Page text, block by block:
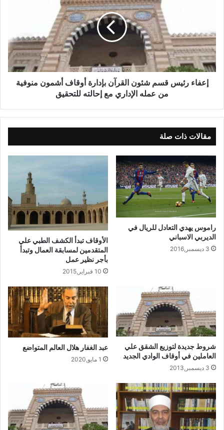
إعفاء رئيس قسم شئون القرآن بإدارة أوقاف أشمون منوفية
من عمله الإداري مع إحالته للتحقيق
مقالات ذات صلة
راموس يهدي التعادل للريال في
الديربي الاسباني
3 ديسمبر,2016
الأوقاف تبدأ الكشف الطبي علي
المتقدمين لمسابقة العمال وتبدأ
بأجر نظير عمل
10 فبراير,2015
شروط جديدة لتوزيع الشقق علي
العاملين في أوقاف الوادي الجديد
3 ديسمبر,2013
عبد الغفار هلال العالم المتواضع
1 مايو,2020